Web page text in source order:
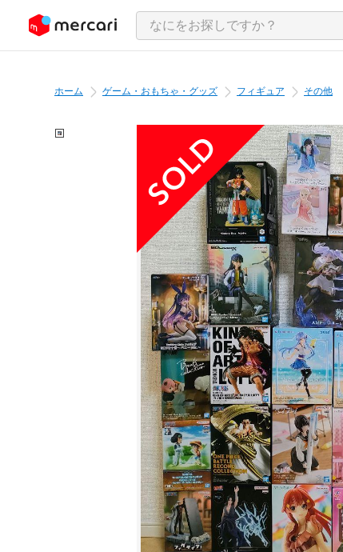
ツにスキップ
ホーム ゲーム・おもちゃ・グッズ フィギュア その他